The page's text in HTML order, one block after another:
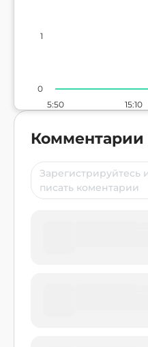
5:50 15:10
0
1
Комментарии